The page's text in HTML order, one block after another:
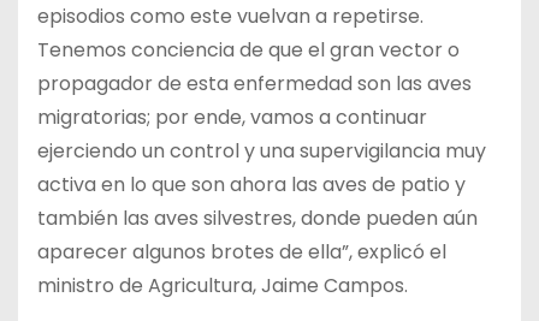
episodios como este vuelvan a repetirse.
Tenemos conciencia de que el gran vector o
propagador de esta enfermedad son las aves
migratorias; por ende, vamos a continuar
ejerciendo un control y una supervigilancia muy
activa en lo que son ahora las aves de patio y
también las aves silvestres, donde pueden aún
aparecer algunos brotes de ella”, explicó el
ministro de Agricultura, Jaime Campos.